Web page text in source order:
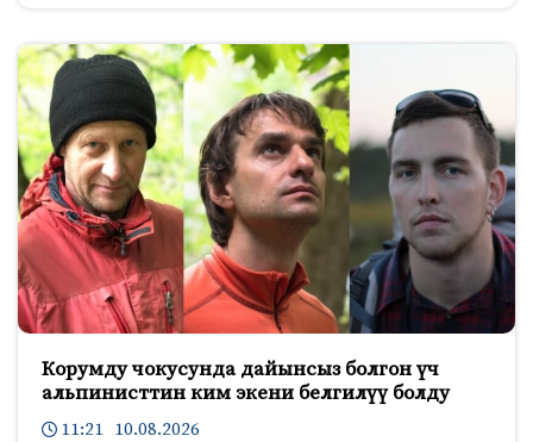
Корумду чокусунда дайынсыз болгон үч
альпинисттин ким экени белгилүү болду
11:21 10.08.2026